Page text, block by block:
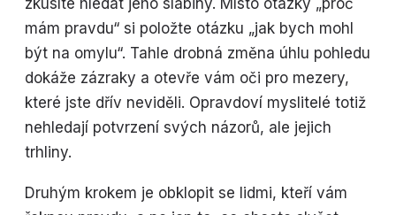
zkusíte hledat jeho slabiny. Místo otázky „proč
mám pravdu“ si položte otázku „jak bych mohl
být na omylu“. Tahle drobná změna úhlu pohledu
dokáže zázraky a otevře vám oči pro mezery,
které jste dřív neviděli. Opravdoví myslitelé totiž
nehledají potvrzení svých názorů, ale jejich
trhliny.
Druhým krokem je obklopit se lidmi, kteří vám